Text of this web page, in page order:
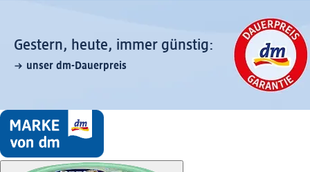
Gestern, heute, immer günstig:
unser dm-Dauerpreis